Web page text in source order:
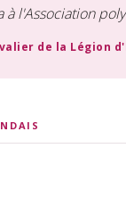
à l'Association
de la Légion